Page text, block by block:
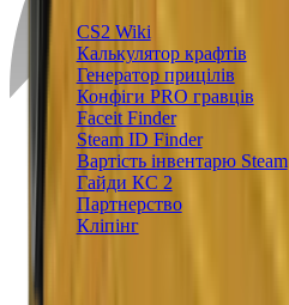
CS2 Wiki
Калькулятор крафтів
Генератор прицілів
Конфіги PRO гравців
Faceit Finder
Steam ID Finder
Вартість інвентарю Steam
Гайди КС 2
Партнерство
Кліпінг